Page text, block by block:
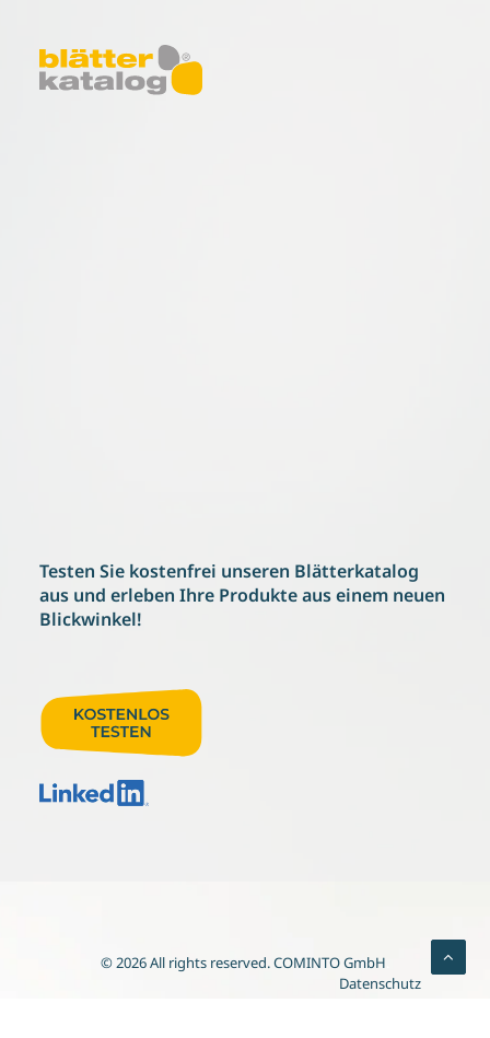
Testen Sie kostenfrei unseren Blätterkatalog
aus und erleben Ihre Produkte aus einem neuen
Blickwinkel!
Datenschutz
© 2026 All rights reserved.COMINTO GmbH